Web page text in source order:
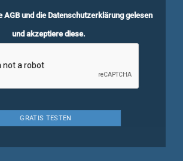
AGBund die Datenschutzerklärunggelesen
und akzeptiere diese.